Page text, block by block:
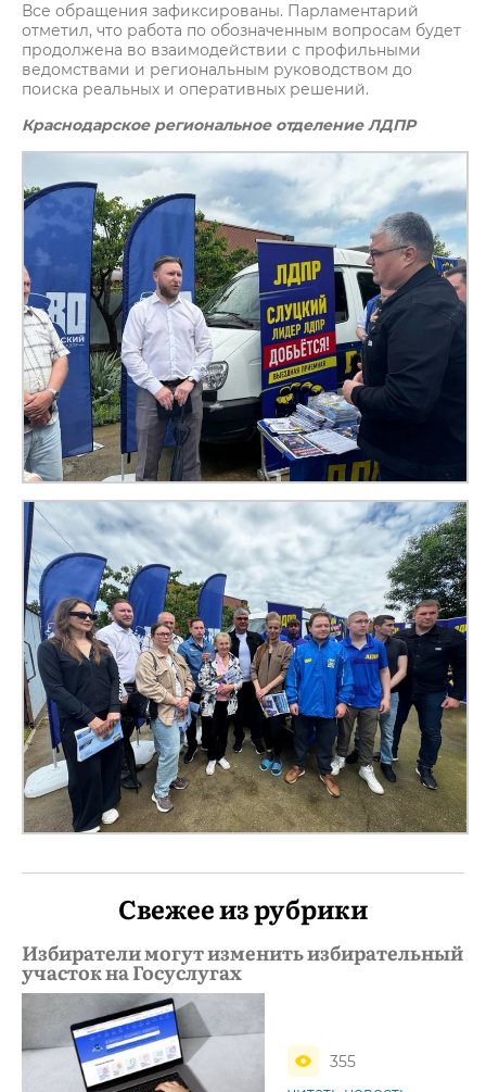
Все обращения зафиксированы. Парламентарий
отметил, что работа по обозначенным вопросам будет
продолжена во взаимодействии с профильными
ведомствами и региональным руководством до
поиска реальных и оперативных решений.
Краснодарское региональное отделение ЛДПР
Свежее из рубрики
Избиратели могут изменить избирательный
участок на Госуслугах
355